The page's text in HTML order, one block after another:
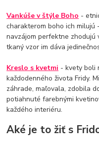
Vankúše v štýle Boho -
charakterom boho ich milujú
navzájom perfektne zhodujú
tkaný vzor im dáva
Kreslo s kvetmi - kvety boli
každodenného života Fridy.
záhrade, maľovala, zdobila
potiahnuté farebnými
každého interiéru.
Aké je to žiť s